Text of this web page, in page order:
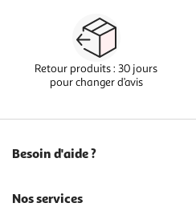
Retour produits : 30 jours
pour changer d’avis
Besoin d'aide ?
Nos services